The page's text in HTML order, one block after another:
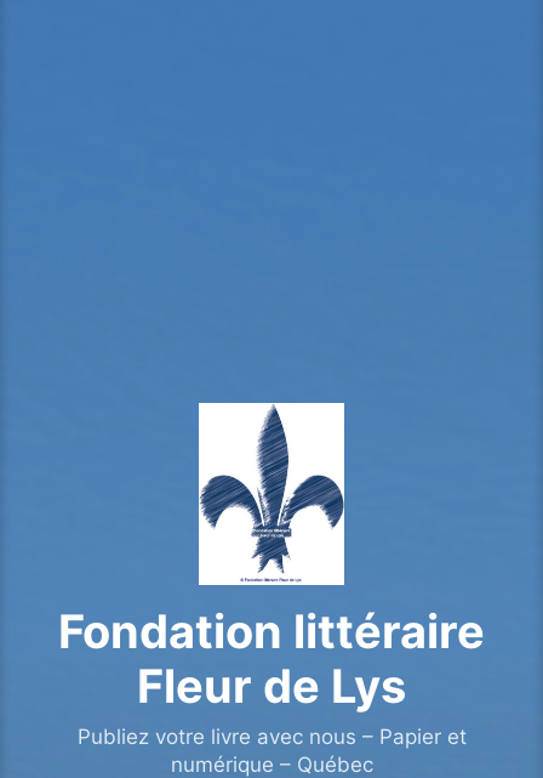
Fondation littéraire
Fleur de Lys
Publiez votre livre avec nous – Papier et
numérique – Québec